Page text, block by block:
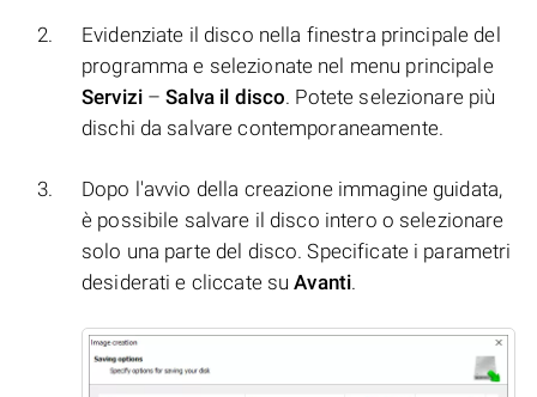
Evidenziate il disco nella finestra principale del
programma e selezionate nel menu principale
Servizi–Salva il disco. Potete selezionare più
dischi da salvare contemporaneamente.
Dopo l'avvio della creazione immagine guidata,
è possibile salvare il disco intero o selezionare
solo una parte del disco. Specificate i parametri
desiderati e cliccate suAvanti.